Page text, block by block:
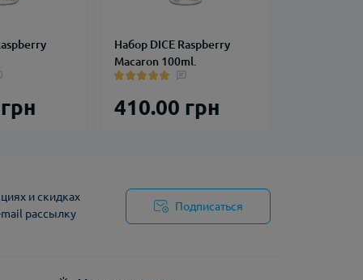
Набор DICE Raspberry
Macaron 100ml.
410.00 грн
и скидках
рассылку
Подписаться